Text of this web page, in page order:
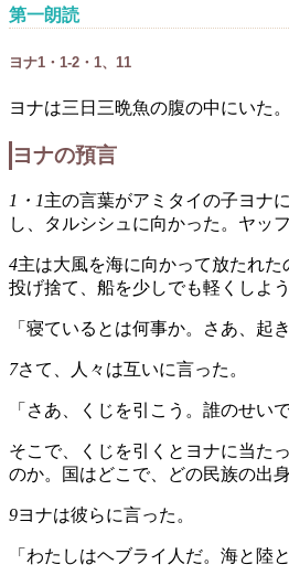
第一朗読
ヨナ1・1-2・1、11
ヨナは三日三晩魚の腹の中にいた。
ヨナの預言
1・1主の言葉がアミタイの子ヨナに
し、タルシシュに向かった。ヤッ
4主は大風を海に向かって放たれ
投げ捨て、船を少しでも軽くしよ
「寝ているとは何事か。さあ、起
7さて、人々は互いに言った。
「さあ、くじを引こう。誰のせい
そこで、くじを引くとヨナに当たっ
のか。国はどこで、どの民族の出
9ヨナは彼らに言った。
「わたしはヘブライ人だ。海と陸